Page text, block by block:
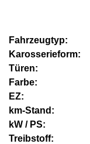
Fahrzeugtyp:
Karosserieform:
Türen:
Farbe:
EZ:
km-Stand:
kW / PS:
Treibstoff: